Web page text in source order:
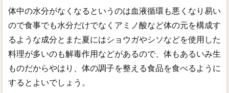
体中の水分がなくなるというのは血液循環も悪くなり易い
ので食事でも水分だけでなくアミノ酸など体の元を構成す
るような成分とまた夏にはショウガやシソなどを使用した
料理が多いのも解毒作用などがあるので、体もあるいみ生
ものだからやはり、体の調子を整える食品を食べるように
するとよいでしょう。